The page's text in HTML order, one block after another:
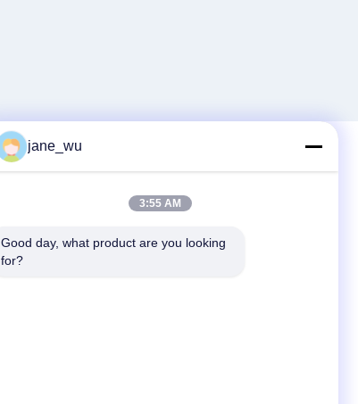
Contatto rapido
Telefono
jane_wu
3:55 AM
Good day, what product are you looking
for?